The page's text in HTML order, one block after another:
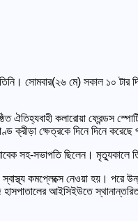
সোমবার(২৬ মে) সকাল ১০
কলারোয়া ফ্রেন্ডস
ক্রীড়া ক্ষেত্রকে দিনে দিনে
সহ-সভাপতি ছিলেন। মৃত্যুকালে
কমপ্লেক্সে নেওয়া হয়। পরে
আইসিইউতে